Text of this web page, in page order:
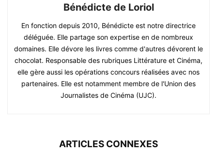
Bénédicte de Loriol
En fonction depuis 2010, Bénédicte est notre directrice
déléguée. Elle partage son expertise en de nombreux
domaines. Elle dévore les livres comme d'autres dévorent le
chocolat. Responsable des rubriques Littérature et Cinéma,
elle gère aussi les opérations concours réalisées avec nos
partenaires. Elle est notamment membre de l'Union des
Journalistes de Cinéma (UJC).
ARTICLES CONNEXES